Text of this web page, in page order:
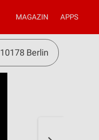
MAGAZIN APPS
10178 Berlin